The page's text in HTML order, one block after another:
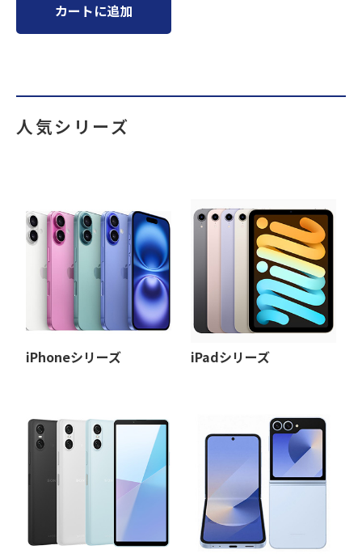
カートに追加
人気シリーズ
iPhoneシリーズ iPadシリーズ